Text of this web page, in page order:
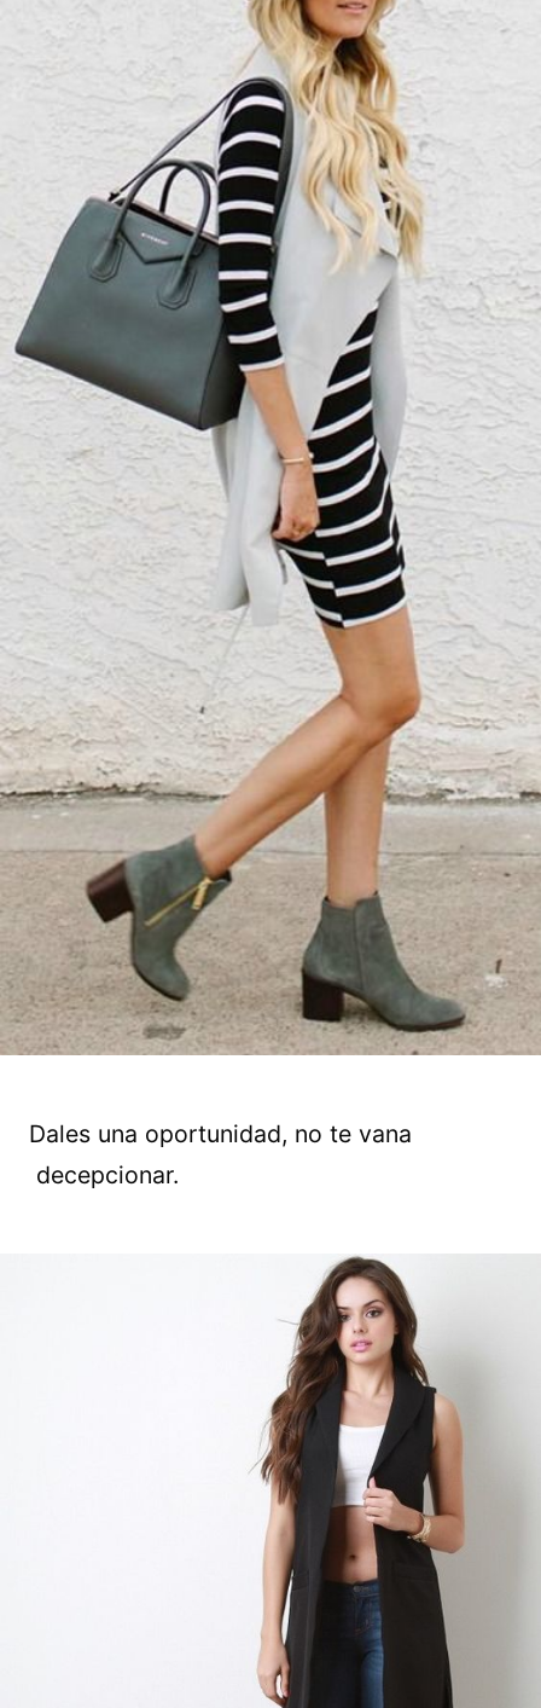
Dales una oportunidad, no te vana
decepcionar.